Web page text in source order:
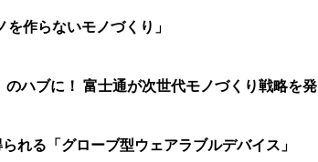
作らないモノづくり」
のハブに！ 富士通が次世代モノづくり戦略を発
れる「グローブ型ウェアラブルデバイス」